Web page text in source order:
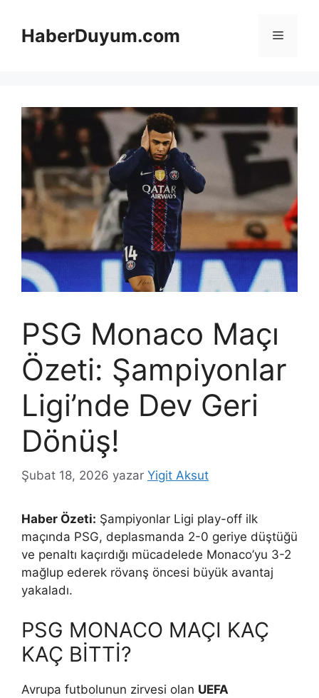
HaberDuyum.com Menü
PSG Monaco Maçı
Özeti: Şampiyonlar
Ligi’nde Dev Geri
Dönüş!
Şubat 18, 2026 yazar Yigit Aksut
Haber Özeti: Şampiyonlar Ligi play-off ilk
maçında PSG, deplasmanda 2-0 geriye düştüğü
ve penaltı kaçırdığı mücadelede Monaco’yu 3-2
mağlup ederek rövanş öncesi büyük avantaj
yakaladı.
PSG MONACO MAÇI KAÇ
KAÇ BİTTİ?
Avrupa futbolunun zirvesi olan UEFA